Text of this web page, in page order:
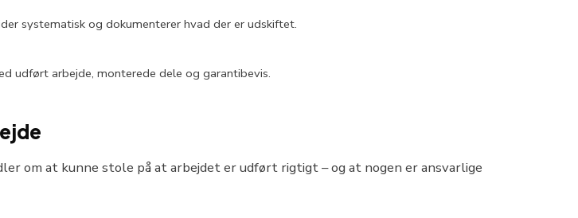
systematisk og dokumenterer hvad der er udskiftet.
udført arbejde, monterede dele og garantibevis.
om at kunne stole på at arbejdet er udført rigtigt – og at nogen er ansvarlige